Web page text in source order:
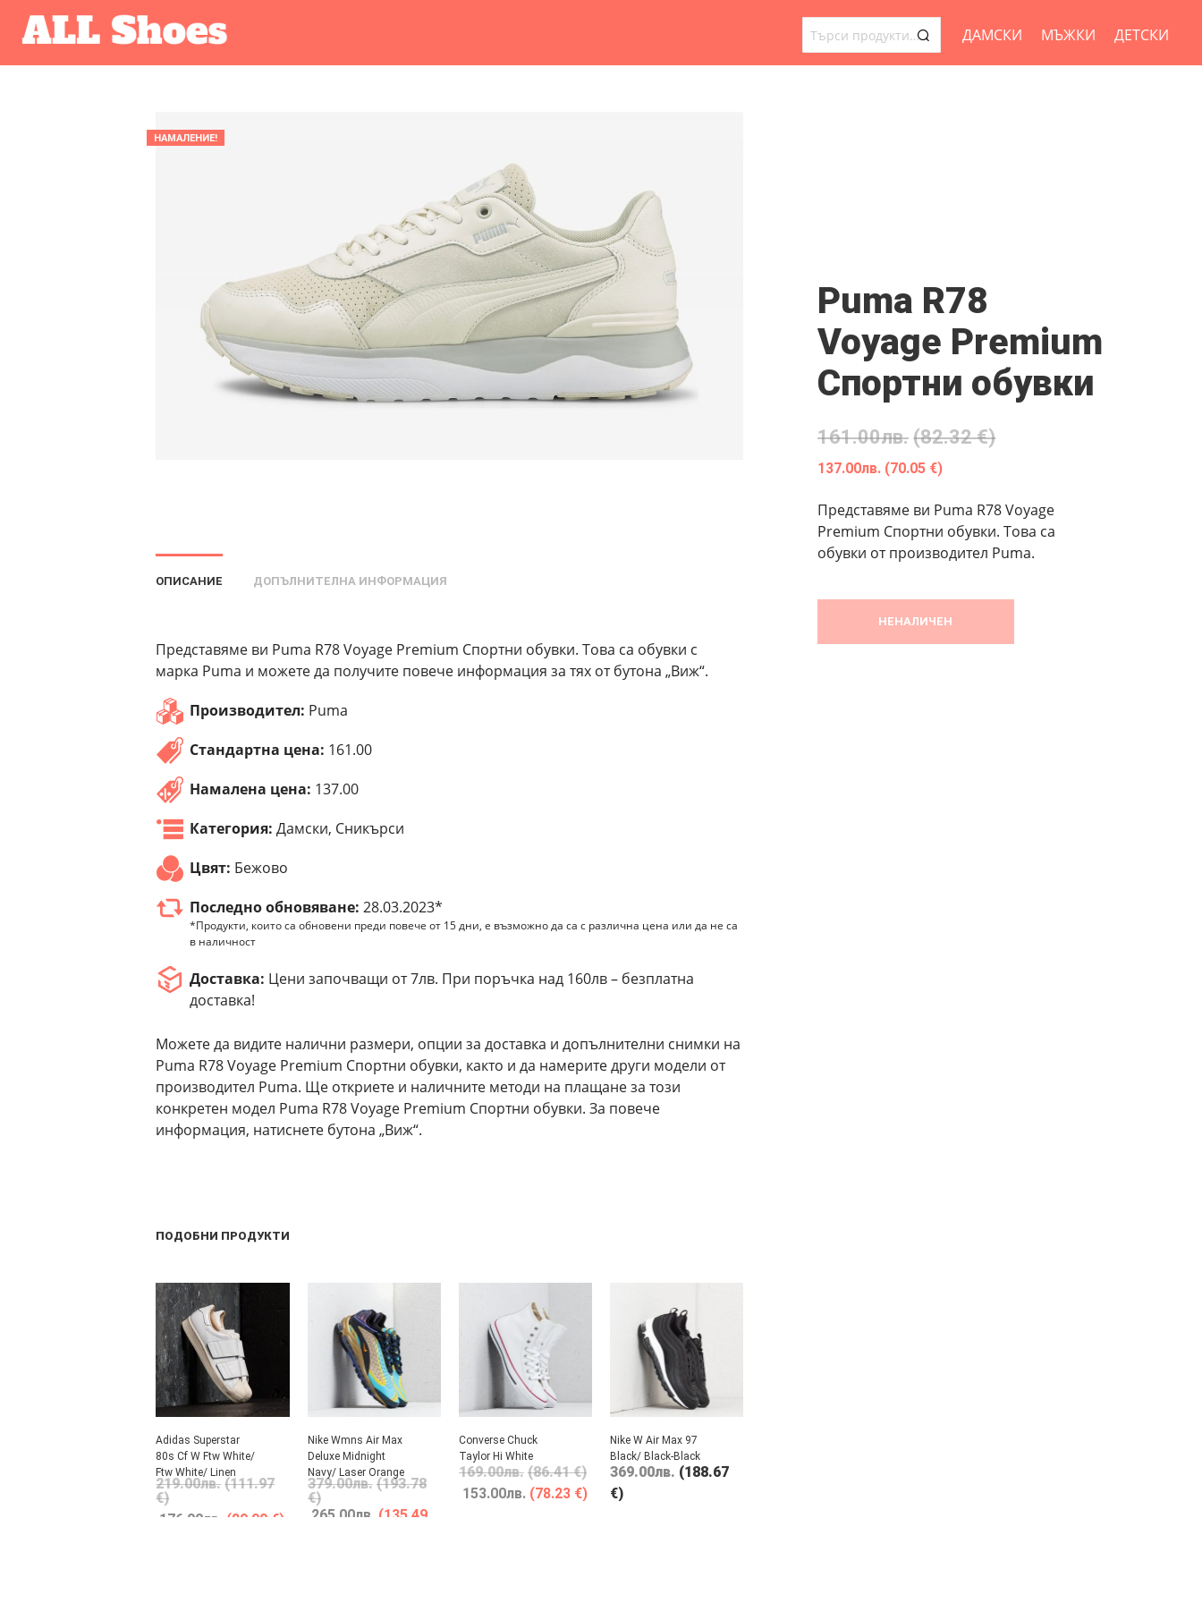
ТЪРСЕНЕ
ДАМСКИ МЪЖКИ ДЕТСКИ
НАМАЛЕНИЕ!
Puma R78
Voyage Premium
Спортни обувки
161.00лв. (82.32 €)
137.00лв. (70.05 €)
Представяме ви Puma R78 Voyage
Premium Спортни обувки. Това са
обувки от производител Puma.
НЕНАЛИЧЕН
ОПИСАНИЕ ДОПЪЛНИТЕЛНА ИНФОРМАЦИЯ
Представяме ви Puma R78 Voyage Premium Спортни обувки. Това са обувки с
марка Puma и можете да получите повече информация за тях от бутона „Виж“.
Производител: Puma
Стандартна цена: 161.00
Намалена цена: 137.00
Категория: Дамски, Сникърси
Цвят: Бежово
Последно обновяване: 28.03.2023*
*Продукти, които са обновени преди повече от 15 дни, е възможно да са с различна цена или да не са
в наличност
Доставка: Цени започващи от 7лв. При поръчка над 160лв – безплатна
доставка!
Можете да видите налични размери, опции за доставка и допълнителни снимки на
Puma R78 Voyage Premium Спортни обувки, както и да намерите други модели от
производител Puma. Ще откриете и наличните методи на плащане за този
конкретен модел Puma R78 Voyage Premium Спортни обувки. За повече
информация, натиснете бутона „Виж“.
ПОДОБНИ ПРОДУКТИ
Adidas Superstar
80s Cf W Ftw White/
Ftw White/ Linen
219.00лв. (111.97
€)
176.00лв. (89.99 €)
Nike Wmns Air Max
Deluxe Midnight
Navy/ Laser Orange
379.00лв. (193.78
€)
265.00лв. (135.49
Converse Chuck
Taylor Hi White
169.00лв. (86.41 €)
153.00лв. (78.23 €)
Nike W Air Max 97
Black/ Black-Black
369.00лв. (188.67
€)